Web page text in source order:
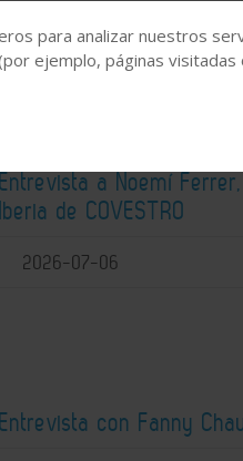
2026-08-04
Entrevista a Noemí
Iberia de COVESTRO
2026-07-06
Entrevista con Fanny
para analizar nuestros
ejemplo, páginas